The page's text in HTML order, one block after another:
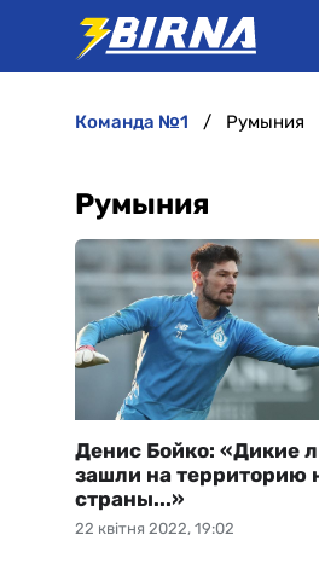
команда №1 Румыния
Румыния
22 квітня 2022, 19:02
Денис Бойко: «Дикие
зашли на территорию
страны...»